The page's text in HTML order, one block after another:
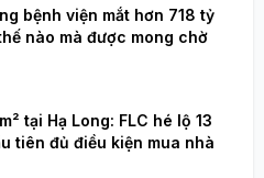
bệnh viện mắt hơn 718 tỷ
nào mà được mong chờ
tại Hạ Long: FLC hé lộ 13
tiên đủ điều kiện mua nhà